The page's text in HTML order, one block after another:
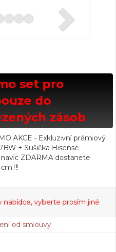
set pro
do
zásob
AKCE - Exkluzivní prémiový
+ Sušička Hisense
ZDARMA dostanete
!!!
nabídce, vyberte prosím jiné
od smlouvy